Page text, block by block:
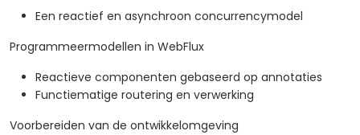
Een reactief en asynchroon concurrencymodel
Programmeermodellen in WebFlux
Reactieve componenten gebaseerd op annotaties
Functiematige routering en verwerking
Voorbereiden van de ontwikkelomgeving